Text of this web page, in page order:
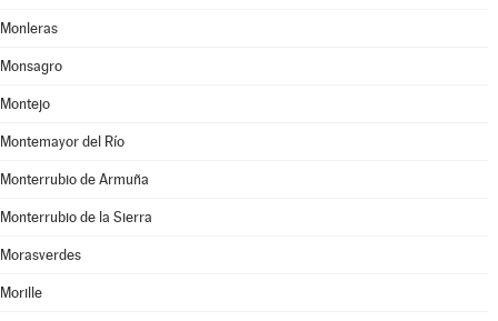
Monleras
Monsagro
Montejo
Montemayor del Río
Monterrubio de Armuña
Monterrubio de la Sierra
Morasverdes
Morille